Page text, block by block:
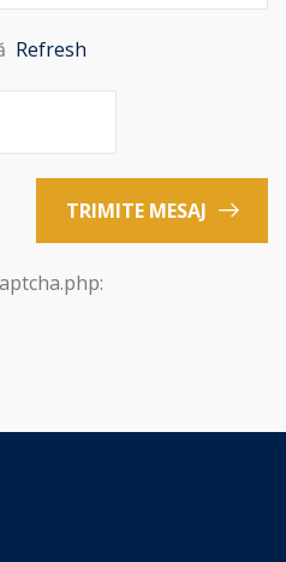
Refresh
TRIMITE MESAJ